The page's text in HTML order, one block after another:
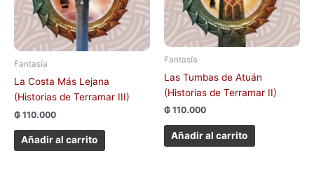
Fantasía
La Costa Más Lejana
(Historias de Terramar III)
₲ 110.000
Añadir al carrito
Fantasía
Las Tumbas de Atuán
(Historias de Terramar II)
₲ 110.000
Añadir al carrito